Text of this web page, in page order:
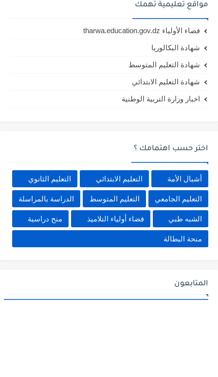
مواقع تعليمية تهمك
فضاء الأولياء tharwa.education.gov.dz
شهادة البكالوريا
شهادة التعليم المتوسط
شهادة التعليم الابتدائي
اخبار وزارة التربية الوطنية
اختر حسب اهتمامك ؟
أشبال الأمة التعليم الابتدائي التعليم الثانوي
التعليم الجامعي التعليم المتوسط الدراسة بالمراسلة
الشبه طبي فضاء أولياء التلاميذ منح دراسية
منحة البطالة
المتابعون